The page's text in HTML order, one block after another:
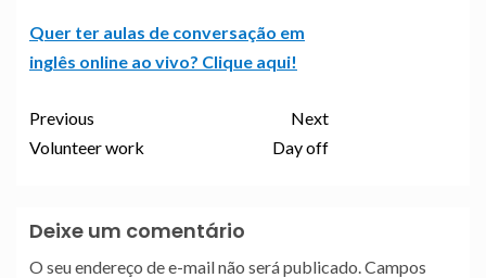
Quer ter aulas de conversação em
inglês online ao vivo? Clique aqui!
Previous
Volunteer work
Next
Day off
Deixe um comentário
O seu endereço de e-mail não será publicado. Campos